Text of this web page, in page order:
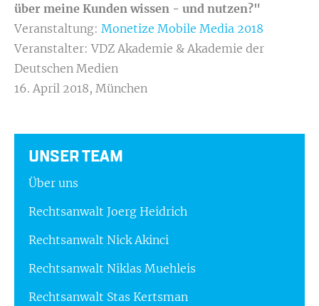
über meine Kunden wissen - und nutzen?"
Veranstaltung: Monetize Mobile Media 2018
Veranstalter: VDZ Akademie & Akademie der
Deutschen Medien
16. April 2018, München
UNSER TEAM
Über uns
Rechtsanwalt Joerg Heidrich
Rechtsanwalt Nick Akinci
Rechtsanwalt Niklas Muehleis
Rechtsanwalt Stas Kertsman